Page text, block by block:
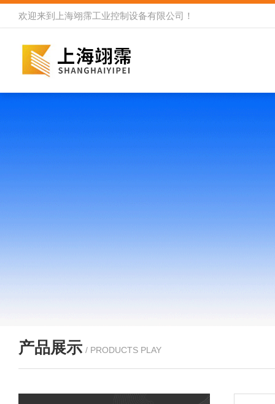
欢迎来到 上海翊霈工业控制设备有限公司 ！
产品展示 / PRODUCTS PLAY